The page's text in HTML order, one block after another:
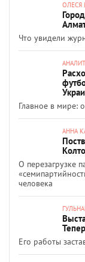
ОЛЕСЯ
Что увидели
Главное в мире:
АННА
О перезагрузке
человека
Его работы